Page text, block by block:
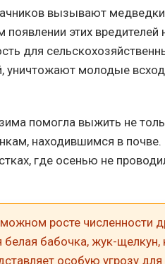
вызывают
этих вредителей
для
уничтожают молодые
помогла выжить не
находившимся в
где осенью не
росте численности
бабочка, жук-щелкун,
особую угрозу